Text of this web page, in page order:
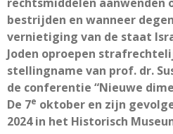
bestrijden en wanneer
vernietiging van de staat
Joden oproepen
stellingname van prof. dr.
de conferentie “Nieuwe
De 7e oktober en zijn
2024 in het Historisch